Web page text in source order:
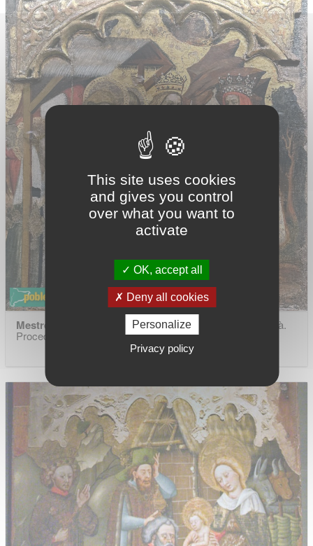
Mestre de la Secuita . 1420-30 Tarragona. Museu Diocesà.
Proced. de la Secuita
This site uses cookies
and gives you control
over what you want to
activate
OK, accept all
Deny all cookies
Personalize
Privacy policy